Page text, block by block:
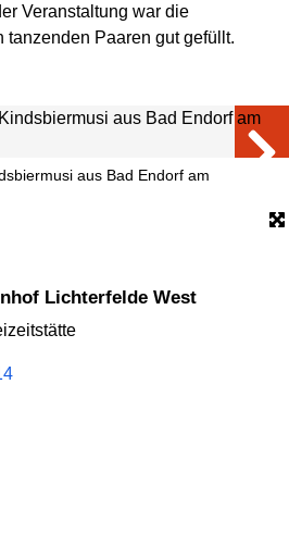
Veranstaltung war die
tanzenden Paaren gut gefüllt.
aus Bad Endorf am
Lichterfelde West